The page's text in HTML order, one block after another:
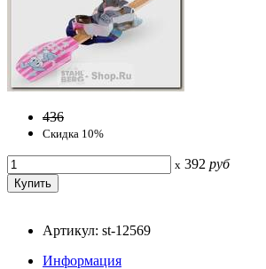
436
Скидка 10%
x 392 руб
Артикул: st-12569
Информация